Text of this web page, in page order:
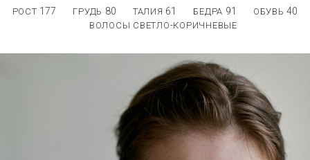
РОСТ 177 ГРУДЬ 80 ТАЛИЯ 61 БЕДРА 91 ОБУВЬ40
ВОЛОСЫ СВЕТЛО-КОРИЧНЕВЫЕ